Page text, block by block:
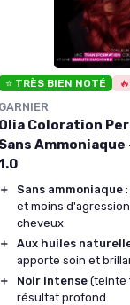
⭐ TRÈS BIEN NOTÉ
GARNIER
Olia Coloration
Sans
＋ Sans ammoniaque
et moins
cheveux
＋
Aux huiles
apporte soin et
＋
Noir intense (teinte
résultat profond